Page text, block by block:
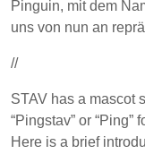
Pinguin, mit dem
uns von nun an
//
STAV has a mascot
“Pingstav” or
Here is a brief